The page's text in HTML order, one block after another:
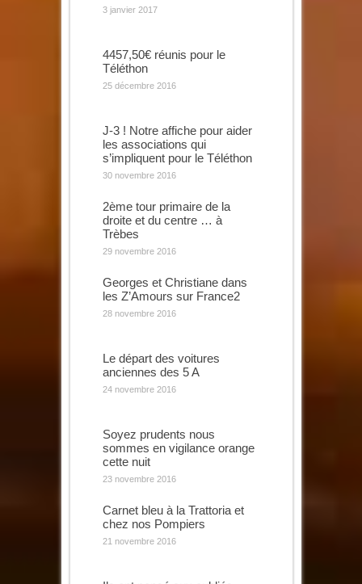
3 janvier 2017
4457,50€ réunis pour le
Téléthon
25 décembre 2016
J-3 ! Notre affiche pour aider
les associations qui
s’impliquent pour le Téléthon
30 novembre 2016
2ème tour primaire de la
droite et du centre … à
Trèbes
29 novembre 2016
Georges et Christiane dans
les Z’Amours sur France2
28 novembre 2016
Le départ des voitures
anciennes des 5 A
24 novembre 2016
Soyez prudents nous
sommes en vigilance orange
cette nuit
23 novembre 2016
Carnet bleu à la Trattoria et
chez nos Pompiers
21 novembre 2016